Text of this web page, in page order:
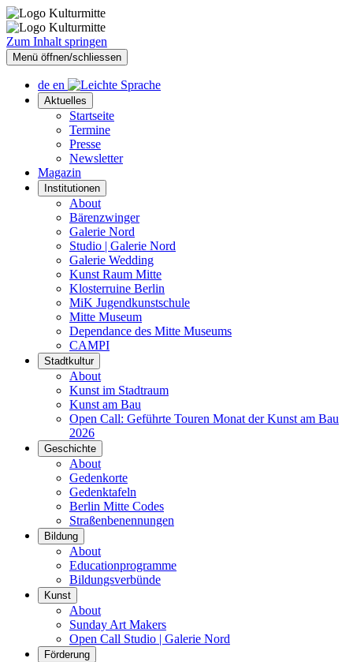
Zum Inhalt springen
Menü öffnen/schliessen
de en
Aktuelles
Startseite
Termine
Presse
Newsletter
Magazin
Institutionen
About
Bärenzwinger
Galerie Nord
Studio | Galerie Nord
Galerie Wedding
Kunst Raum Mitte
Klosterruine Berlin
MiK Jugendkunstschule
Mitte Museum
Dependance des Mitte Museums
CAMPI
Stadtkultur
About
Kunst im Stadtraum
Kunst am Bau
Open Call: Geführte Touren Monat der Kunst am Bau
2026
Geschichte
About
Gedenkorte
Gedenktafeln
Berlin Mitte Codes
Straßenbenennungen
Bildung
About
Educationprogramme
Bildungsverbünde
Kunst
About
Sunday Art Makers
Open Call Studio | Galerie Nord
Förderung